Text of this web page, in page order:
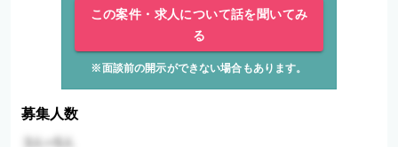
この案件・求人について話を聞いてみ
る
※面談前の開示ができない場合もあります。
募集人数